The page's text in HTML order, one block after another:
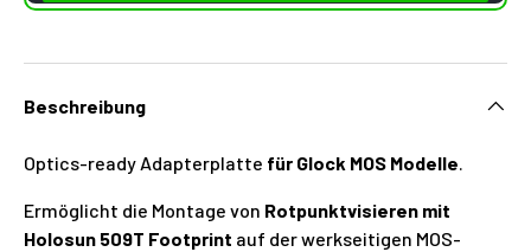
Beschreibung
Optics-ready Adapterplatte für Glock MOS Modelle.
Ermöglicht die Montage von Rotpunktvisieren mit
Holosun 509T Footprint auf der werkseitigen MOS-